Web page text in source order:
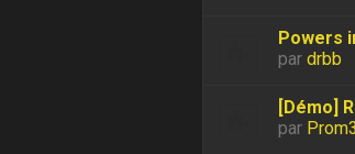
Powers
par drbb
[Démo]
par